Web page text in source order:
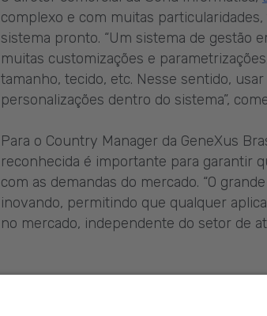
complexo e com muitas
sistema pronto. “Um sistema de gestão
muitas customizações e
tamanho, tecido, etc. Nesse sentido,
personalizações dentro do sistema”,
Para o Country Manager da GeneXus
reconhecida é importante para garantir
com as demandas do mercado. “O
inovando, permitindo que qualquer
no mercado, independente do setor de